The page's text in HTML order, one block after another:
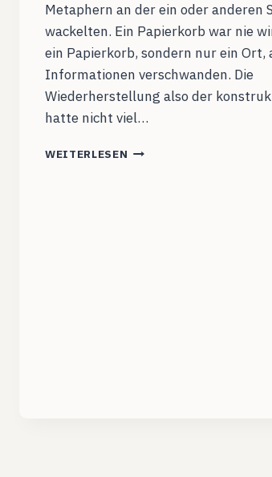
Metaphern an der ein oder anderen
wackelten. Ein Papierkorb war nie
ein Papierkorb, sondern nur ein Ort,
Informationen verschwanden. Die
Wiederherstellung also der
hatte nicht viel…
WEITERLESEN WEITERE